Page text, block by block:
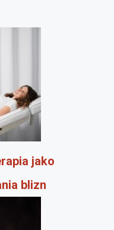
jako
blizn